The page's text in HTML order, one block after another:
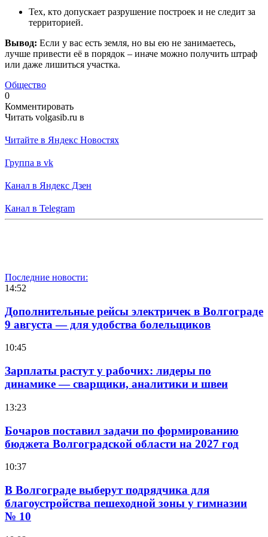
Тех, кто допускает разрушение построек и не следит за
территорией.
Вывод: Если у вас есть земля, но вы ею не занимаетесь,
лучше привести её в порядок – иначе можно получить штраф
или даже лишиться участка.
Общество
0
Комментировать
Читать volgasib.ru в
Читайте в Яндекс Новостях
Группа в vk
Канал в Яндекс Дзен
Канал в Telegram
Последние новости:
14:52
Дополнительные рейсы электричек в Волгограде
9 августа — для удобства болельщиков
10:45
Зарплаты растут у рабочих: лидеры по
динамике — сварщики, аналитики и швеи
13:23
Бочаров поставил задачи по формированию
бюджета Волгоградской области на 2027 год
10:37
В Волгограде выберут подрядчика для
благоустройства пешеходной зоны у гимназии
№ 10